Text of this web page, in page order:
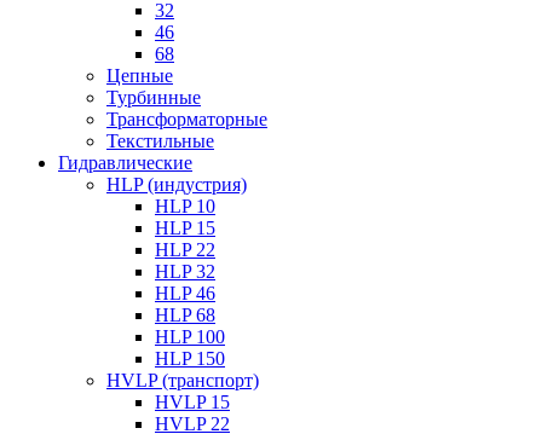
32
46
68
Цепные
Турбинные
Трансформаторные
Текстильные
Гидравлические
HLP (индустрия)
HLP 10
HLP 15
HLP 22
HLP 32
HLP 46
HLP 68
HLP 100
HLP 150
HVLP (транспорт)
HVLP 15
HVLP 22